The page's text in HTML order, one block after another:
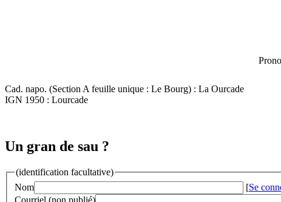
Cad. napo. (Section A feuille unique : Le Bourg) : La Ourcade
IGN 1950 : Lourcade
Un gran de sau ?
(identification facultative)
Nom
[Se
Courriel (non publié)